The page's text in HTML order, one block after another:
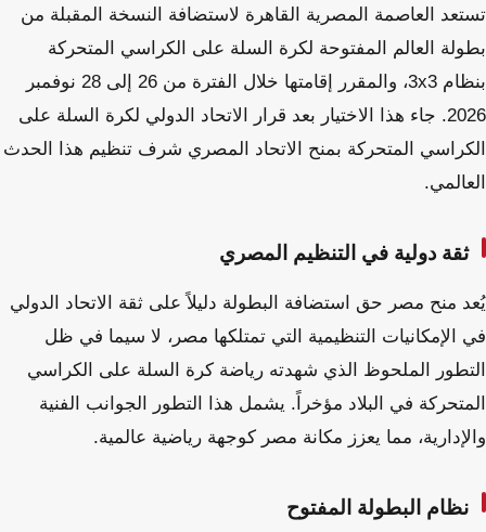
تستعد العاصمة المصرية القاهرة لاستضافة النسخة المقبلة من
بطولة العالم المفتوحة لكرة السلة على الكراسي المتحركة
بنظام 3x3، والمقرر إقامتها خلال الفترة من 26 إلى 28 نوفمبر
2026. جاء هذا الاختيار بعد قرار الاتحاد الدولي لكرة السلة على
الكراسي المتحركة بمنح الاتحاد المصري شرف تنظيم هذا الحدث
العالمي.
ثقة دولية في التنظيم المصري
يُعد منح مصر حق استضافة البطولة دليلاً على ثقة الاتحاد الدولي
في الإمكانيات التنظيمية التي تمتلكها مصر، لا سيما في ظل
التطور الملحوظ الذي شهدته رياضة كرة السلة على الكراسي
المتحركة في البلاد مؤخراً. يشمل هذا التطور الجوانب الفنية
والإدارية، مما يعزز مكانة مصر كوجهة رياضية عالمية.
نظام البطولة المفتوح